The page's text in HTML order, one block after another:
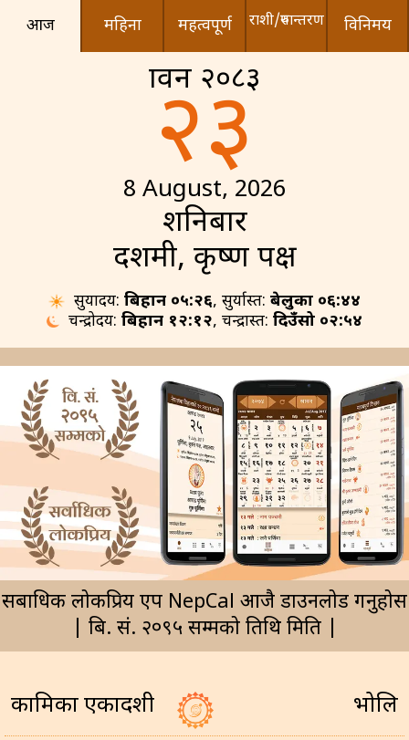
आज महिना महत्वपूर्ण राशी/रुपान्तरण विनिमय
श्रावन २०८३
२३
8 August, 2026
शनिबार
दशमी, कृष्ण पक्ष
सुर्योदय: बिहान ०५:२६, सुर्यास्त: बेलुका ०६:४४
चन्द्रोदय: बिहान १२:१२, चन्द्रास्त: दिउँसो ०२:५४
सर्बाधिक लोकप्रिय एप NepCal आजै डाउनलोड गर्नुहोस
| बि. सं. २०९५ सम्मको तिथि मिति |
कामिका एकादशी
भोलि